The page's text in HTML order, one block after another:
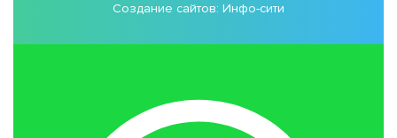
Создание сайтов: Инфо-сити